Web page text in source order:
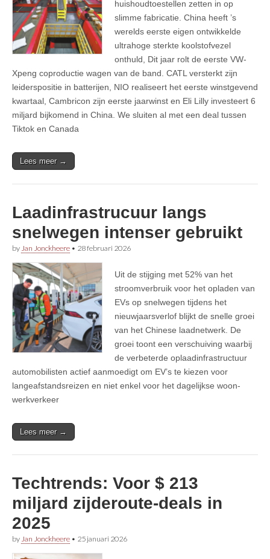
huishoudtoestellen zetten in op
slimme fabricatie. China heeft ’s
werelds eerste eigen ontwikkelde
ultrahoge sterkte koolstofvezel
onthuld, Dit jaar rolt de eerste VW-
Xpeng coproductie wagen van de band. CATL versterkt zijn
leiderspositie in batterijen, NIO realiseert het eerste winstgevend
kwartaal, Cambricon zijn eerste jaarwinst en Eli Lilly investeert 6
miljard bijkomend in China. We sluiten al met een deal tussen
Tiktok en Canada
Lees meer →
Laadinfrastrucuur langs
snelwegen intenser gebruikt
by Jan Jonckheere • 28 februari 2026
Uit de stijging met 52% van het
stroomverbruik voor het opladen van
EVs op snelwegen tijdens het
nieuwjaarsverlof blijkt de snelle groei
van het Chinese laadnetwerk. De
groei toont een verschuiving waarbij
de verbeterde oplaadinfrastructuur
automobilisten actief aanmoedigt om EV’s te kiezen voor
langeafstandsreizen en niet enkel voor het dagelijkse woon-
werkverkeer
Lees meer →
Techtrends: Voor $ 213
miljard zijderoute-deals in
2025
by Jan Jonckheere • 25 januari 2026